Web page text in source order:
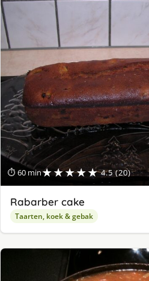
⏱ 60 min★★★★★ 4.5 (20)
Rabarber cake
Taarten, koek & gebak